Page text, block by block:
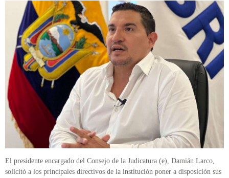
El presidente encargado del Consejo de la Judicatura (e), Damián Larco,
solicitó a los principales directivos de la institución poner a disposición sus